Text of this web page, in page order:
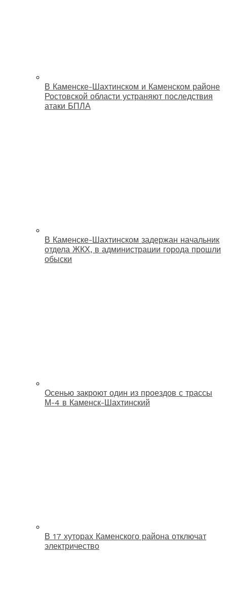
В Каменске-Шахтинском и Каменском районе
Ростовской области устраняют последствия
атаки БПЛА
В Каменске-Шахтинском задержан начальник
отдела ЖКХ, в администрации города прошли
обыски
Осенью закроют один из проездов с трассы
М-4 в Каменск-Шахтинский
В 17 хуторах Каменского района отключат
электричество